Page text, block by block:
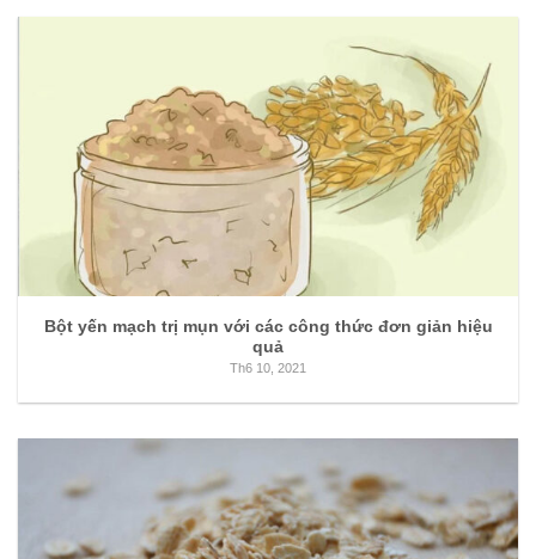
Bột yến mạch trị mụn với các công thức đơn giản hiệu
quả
Th6 10, 2021